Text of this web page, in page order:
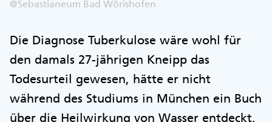
@Sebastianeum Bad Wörishofen
Die Diagnose Tuberkulose wäre wohl für
den damals 27-jährigen Kneipp das
Todesurteil gewesen, hätte er nicht
während des Studiums in München ein Buch
über die Heilwirkung von Wasser entdeckt.